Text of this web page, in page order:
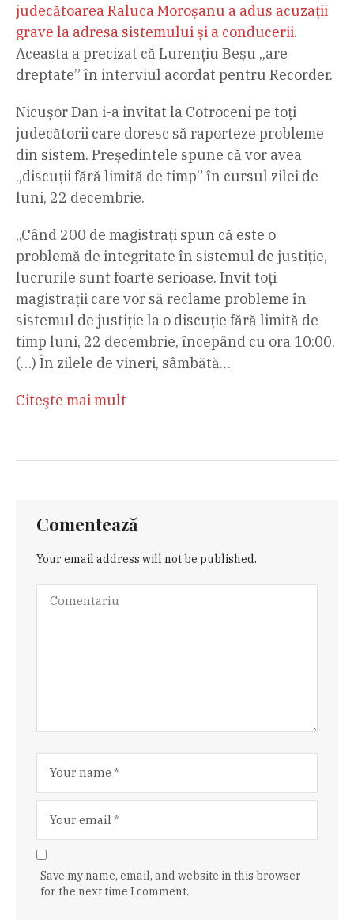
judecătoarea Raluca Moroșanu a adus acuzații
grave la adresa sistemului și a conducerii.
Aceasta a precizat că Lurențiu Beșu „are
dreptate” în interviul acordat pentru Recorder.
Nicușor Dan i-a invitat la Cotroceni pe toți
judecătorii care doresc să raporteze probleme
din sistem. Președintele spune că vor avea
„discuții fără limită de timp” în cursul zilei de
luni, 22 decembrie.
„Când 200 de magistrați spun că este o
problemă de integritate în sistemul de justiție,
lucrurile sunt foarte serioase. Invit toți
magistrații care vor să reclame probleme în
sistemul de justiție la o discuție fără limită de
timp luni, 22 decembrie, începând cu ora 10:00.
(…) În zilele de vineri, sâmbătă…
Citeşte mai mult
Comentează
Your email address will not be published.
Save my name, email, and website in this browser
for the next time I comment.